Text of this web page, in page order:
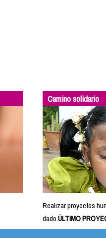
Camino solidario
Realizar proyectos
dado.ÚLTIMO